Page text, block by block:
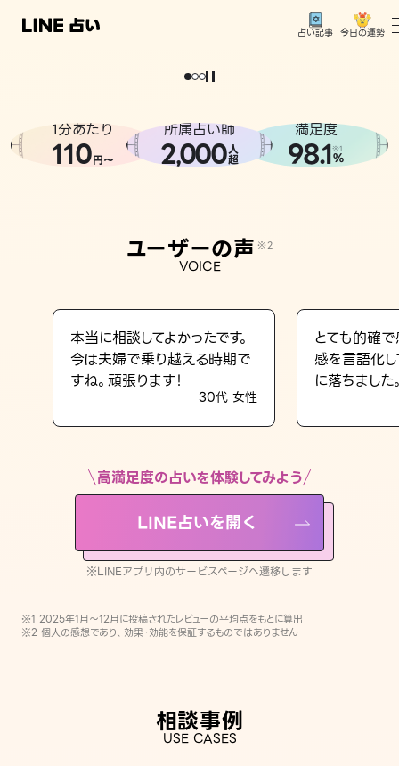
占い記事 今日の運勢
相談事例
LINE占いを開く
※LINEアプリ内のサービスページへ遷移します
どうせなら
。
1分あたり
110円〜
所属占い師
2,000人
超
満足度
98.1※1
%
ユーザーの声 ※2
VOICE
本当に相談してよかったです。
今は夫婦で乗り越える時期で
すね。頑張ります！
30代 女性
とても的確
感を言語化
に落ちました
高満足度の占いを体験してみよう
LINE占いを開く
※LINEアプリ内のサービスページへ遷移します
※1 2025年1月〜12月に投稿されたレビューの平均点をもとに算出
※2 個人の感想であり、効果・効能を保証するものではありません
相談事例
USE CASES